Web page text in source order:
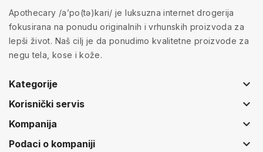
Apothecary /a’po(tə)kari/ je luksuzna internet drogerija
fokusirana na ponudu originalnih i vrhunskih proizvoda za
lepši život. Naš cilj je da ponudimo kvalitetne proizvode za
negu tela, kose i kože.
Kategorije keyboard_arrow_down
Korisnički servis keyboard_arrow_down
Kompanija keyboard_arrow_down
Podaci o kompaniji keyboard_arrow_down